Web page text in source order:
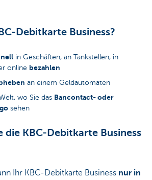
Debitkarte Business?
in Geschäften, an Tankstellen, in
online bezahlen
an einem Geldautomaten
wo Sie das Bancontact- oder
sehen
die KBC-Debitkarte Business
Ihr KBC-Debitkarte Business nur in